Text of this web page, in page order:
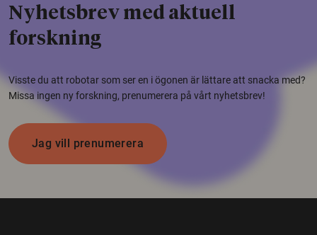
Nyhetsbrev med aktuell
forskning
Visste du att robotar som ser en i ögonen är lättare att snacka med?
Missa ingen ny forskning, prenumerera på vårt nyhetsbrev!
Jag vill prenumerera